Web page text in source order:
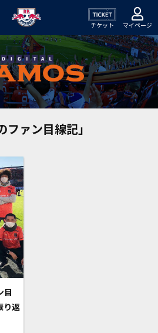
チケット マイページ
ァン目線記」
目
り返